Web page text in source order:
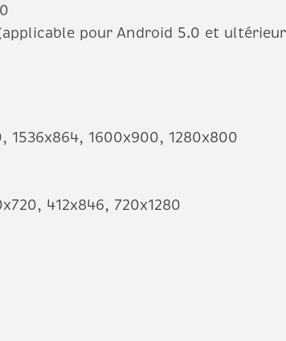
pour Android 5.0 et
1536x864, 1600x900, 1280x800
412x846, 720x1280